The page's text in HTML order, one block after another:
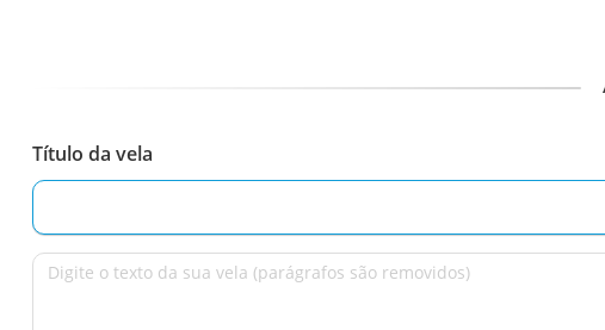
Título da vela